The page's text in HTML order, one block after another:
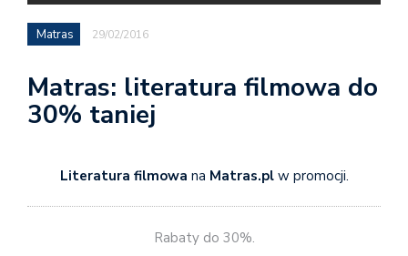
Matras 29/02/2016
Matras: literatura filmowa do
30% taniej
Literatura filmowa na Matras.plw promocji.
Rabaty do 30%.